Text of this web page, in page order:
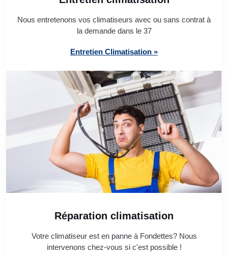
Nous entretenons vos climatiseurs avec ou sans contrat à
la demande dans le 37
Entretien Climatisation »
Réparation climatisation
Votre climatiseur est en panne à Fondettes? Nous
intervenons chez-vous si c'est possible !